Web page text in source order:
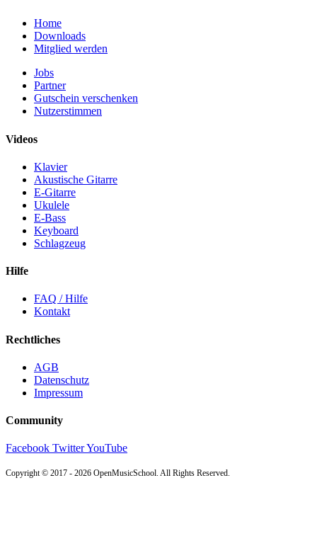
Home
Downloads
Mitglied werden
Jobs
Partner
Gutschein verschenken
Nutzerstimmen
Videos
Klavier
Akustische Gitarre
E-Gitarre
Ukulele
E-Bass
Keyboard
Schlagzeug
Hilfe
FAQ / Hilfe
Kontakt
Rechtliches
AGB
Datenschutz
Impressum
Community
Facebook TwitterYouTube
Copyright © 2017 - 2026 OpenMusicSchool. All Rights Reserved.